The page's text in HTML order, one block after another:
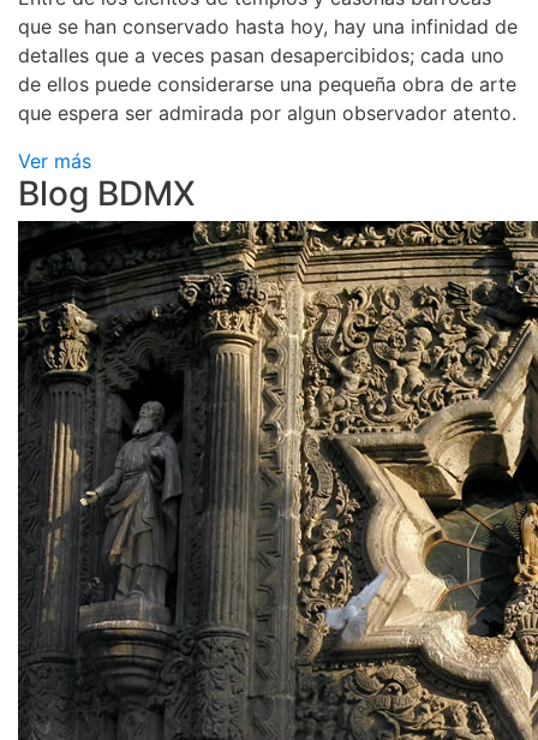
que se han conservado hasta hoy, hay una infinidad de
detalles que a veces pasan desapercibidos; cada uno
de ellos puede considerarse una pequeña obra de arte
que espera ser admirada por algun observador atento.
Ver más
Blog BDMX